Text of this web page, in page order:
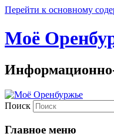
Перейти к основному
Моё
Поиск
Главное меню